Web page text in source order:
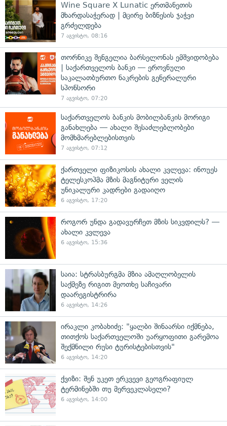
Wine Square X Lunatic ერთმანეთის
მხარდასაჭერად | მცირე ბიზნესის ჯაჭვი
გრძელდება
7 აგვისტო, 08:16
თორნიკე შენგელია ბარსელონას ემშვიდობება
| საქართველოს ბანკი — ეროვნული
საკალათბურთო ნაკრების გენერალური
სპონსორი
7 აგვისტო, 07:20
საქართველოს ბანკის მობილბანკის მორიგი
განახლება — ახალი შესაძლებლობები
მომხმარებლებისთვის
7 აგვისტო, 07:12
ქართველი ფიზიკოსის ახალი კვლევა: ინოუეს
ტელესკოპმა მზის მაგნიტური ველის
უნიკალური კადრები გადაიღო
6 აგვისტო, 17:20
როგორ უნდა გადავურჩეთ მზის სიკვდილს? —
ახალი კვლევა
6 აგვისტო, 15:36
საია: სტრასბურგმა მზია ამაღლობელის
საქმეზე რიგით მეოთხე საჩივარი
დაარეგისტრირა
6 აგვისტო, 14:26
ირაკლი კობახიძე: "ყალბი შინაარსი იქმნება,
თითქოს საქართველოში უარყოფითი გარემოა
შექმნილი რუსი ტურისტებისთვის"
6 აგვისტო, 14:20
ქვიზი: შენ უკეთ ერკვევი გეოგრაფიულ
ტერმინებში თუ მერვეკლასელი?
6 აგვისტო, 14:00